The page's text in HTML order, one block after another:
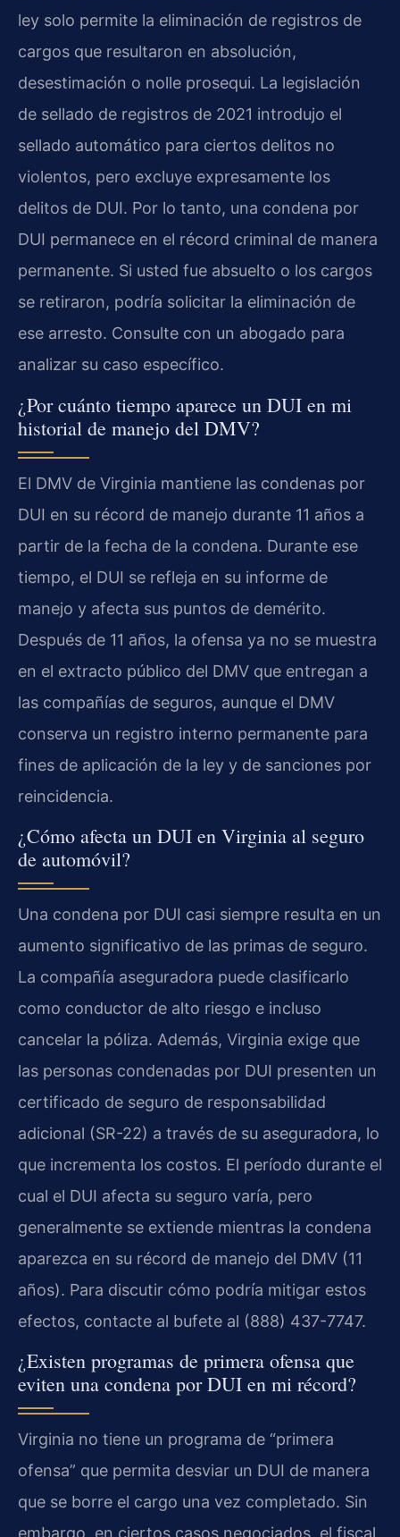
ley solo permite la eliminación de registros de
cargos que resultaron en absolución,
desestimación o nolle prosequi. La legislación
de sellado de registros de 2021 introdujo el
sellado automático para ciertos delitos no
violentos, pero excluye expresamente los
delitos de DUI. Por lo tanto, una condena por
DUI permanece en el récord criminal de manera
permanente. Si usted fue absuelto o los cargos
se retiraron, podría solicitar la eliminación de
ese arresto. Consulte con un abogado para
analizar su caso específico.
¿Por cuánto tiempo aparece un DUI en mi
historial de manejo del DMV?
El DMV de Virginia mantiene las condenas por
DUI en su récord de manejo durante 11 años a
partir de la fecha de la condena. Durante ese
tiempo, el DUI se refleja en su informe de
manejo y afecta sus puntos de demérito.
Después de 11 años, la ofensa ya no se muestra
en el extracto público del DMV que entregan a
las compañías de seguros, aunque el DMV
conserva un registro interno permanente para
fines de aplicación de la ley y de sanciones por
reincidencia.
¿Cómo afecta un DUI en Virginia al seguro
de automóvil?
Una condena por DUI casi siempre resulta en un
aumento significativo de las primas de seguro.
La compañía aseguradora puede clasificarlo
como conductor de alto riesgo e incluso
cancelar la póliza. Además, Virginia exige que
las personas condenadas por DUI presenten un
certificado de seguro de responsabilidad
adicional (SR-22) a través de su aseguradora, lo
que incrementa los costos. El período durante el
cual el DUI afecta su seguro varía, pero
generalmente se extiende mientras la condena
aparezca en su récord de manejo del DMV (11
años). Para discutir cómo podría mitigar estos
efectos, contacte al bufete al (888) 437-7747.
¿Existen programas de primera ofensa que
eviten una condena por DUI en mi récord?
Virginia no tiene un programa de “primera
ofensa” que permita desviar un DUI de manera
que se borre el cargo una vez completado. Sin